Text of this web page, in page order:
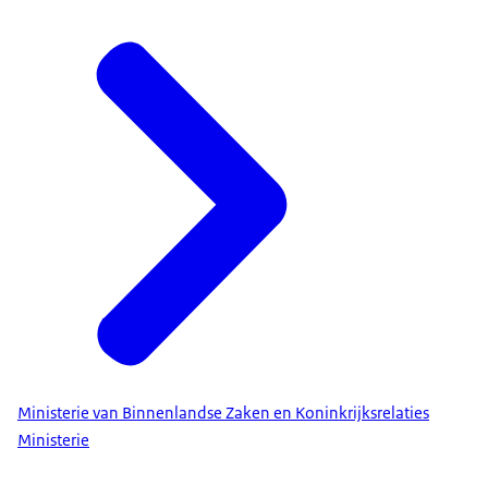
Ministerie van Binnenlandse Zaken en Koninkrijksrelaties
Ministerie